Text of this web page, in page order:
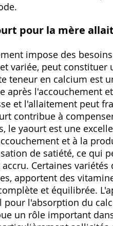
pour la mère
impose des
variée‚ peut
teneur en calcium est
après l'accouchement
et l'allaitement peut
contribue à
le yaourt est une
et à la
de satiété‚ ce
Certaines
apportent des
et équilibrée.
pour l'absorption du
un rôle important